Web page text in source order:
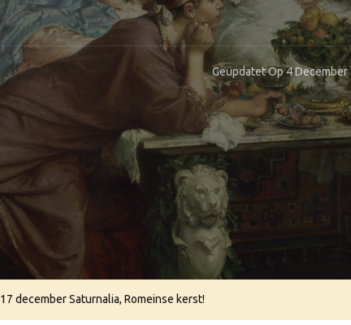
Geüpdatet Op4 December
17 december Saturnalia, Romeinse kerst!